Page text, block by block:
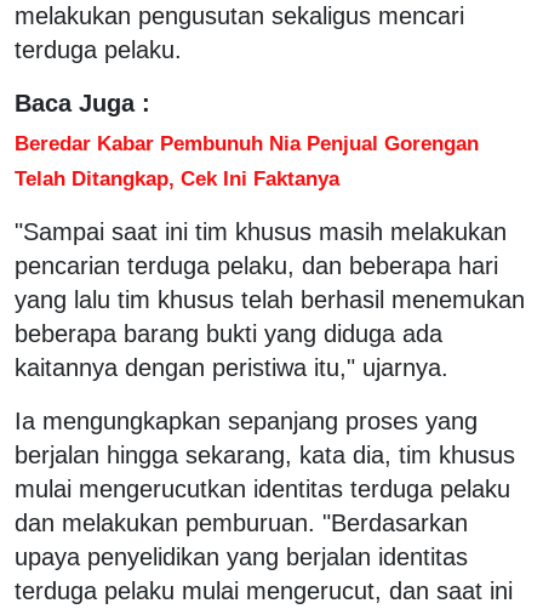
melakukan pengusutan sekaligus mencari
terduga pelaku.
Baca Juga :
Beredar Kabar Pembunuh Nia Penjual Gorengan
Telah Ditangkap, Cek Ini Faktanya
"Sampai saat ini tim khusus masih melakukan
pencarian terduga pelaku, dan beberapa hari
yang lalu tim khusus telah berhasil menemukan
beberapa barang bukti yang diduga ada
kaitannya dengan peristiwa itu," ujarnya.
Ia mengungkapkan sepanjang proses yang
berjalan hingga sekarang, kata dia, tim khusus
mulai mengerucutkan identitas terduga pelaku
dan melakukan pemburuan. "Berdasarkan
upaya penyelidikan yang berjalan identitas
terduga pelaku mulai mengerucut, dan saat ini